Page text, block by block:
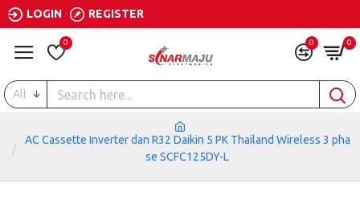
LOGIN REGISTER
0 0 0
All
AC Cassette Inverter dan R32 Daikin 5 PK Thailand Wireless 3 pha
se SCFC125DY-L